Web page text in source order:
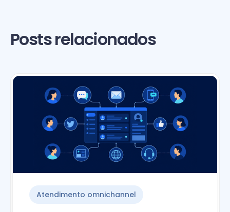
Posts relacionados
Atendimento omnichannel